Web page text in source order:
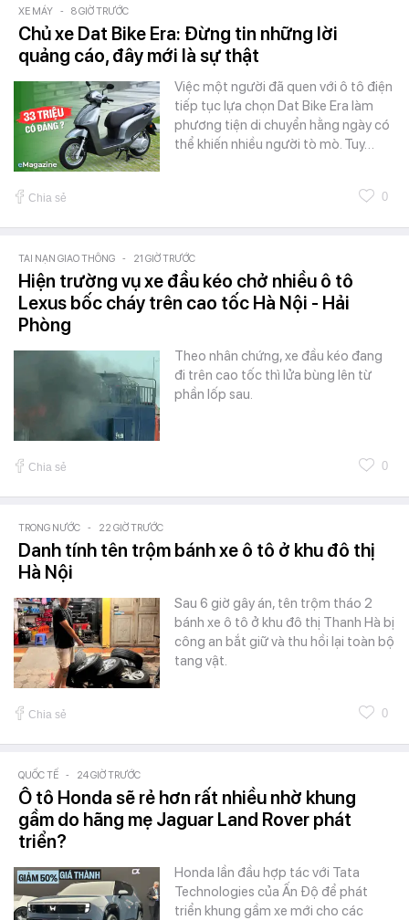
XE MÁY - 8 GIỜ TRƯỚC
Chủ xe Dat Bike Era: Đừng tin những lời
quảng cáo, đây mới là sự thật
Việc một người đã quen với ô tô điện
tiếp tục lựa chọn Dat Bike Era làm
phương tiện di chuyển hằng ngày có
thể khiến nhiều người tò mò. Tuy…
Chia sẻ 0
TAI NẠN GIAO THÔNG - 21 GIỜ TRƯỚC
Hiện trường vụ xe đầu kéo chở nhiều ô tô
Lexus bốc cháy trên cao tốc Hà Nội - Hải
Phòng
Theo nhân chứng, xe đầu kéo đang
đi trên cao tốc thì lửa bùng lên từ
phần lốp sau.
Chia sẻ 0
TRONG NƯỚC - 22 GIỜ TRƯỚC
Danh tính tên trộm bánh xe ô tô ở khu đô thị
Hà Nội
Sau 6 giờ gây án, tên trộm tháo 2
bánh xe ô tô ở khu đô thị Thanh Hà bị
công an bắt giữ và thu hồi lại toàn bộ
tang vật.
Chia sẻ 0
QUỐC TẾ - 24 GIỜ TRƯỚC
Ô tô Honda sẽ rẻ hơn rất nhiều nhờ khung
gầm do hãng mẹ Jaguar Land Rover phát
triển?
Honda lần đầu hợp tác với Tata
Technologies của Ấn Độ để phát
triển khung gầm xe mới cho các